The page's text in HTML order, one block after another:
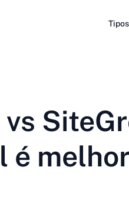
ES - Español
LV - Latviešu
é